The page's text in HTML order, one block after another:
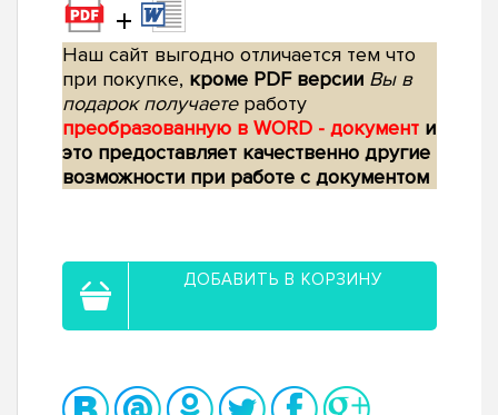
+
Наш сайт выгодно отличается тем что
при покупке, кроме PDF версии Вы в
подарок получаетеработу
преобразованную в WORD - документ и
это предоставляет качественно другие
возможности при работе с документом
ДОБАВИТЬ В КОРЗИНУ